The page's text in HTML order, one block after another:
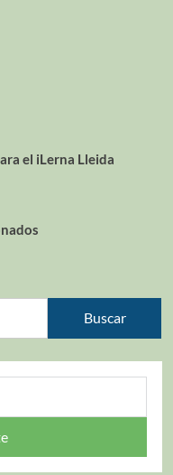
el iLerna Lleida